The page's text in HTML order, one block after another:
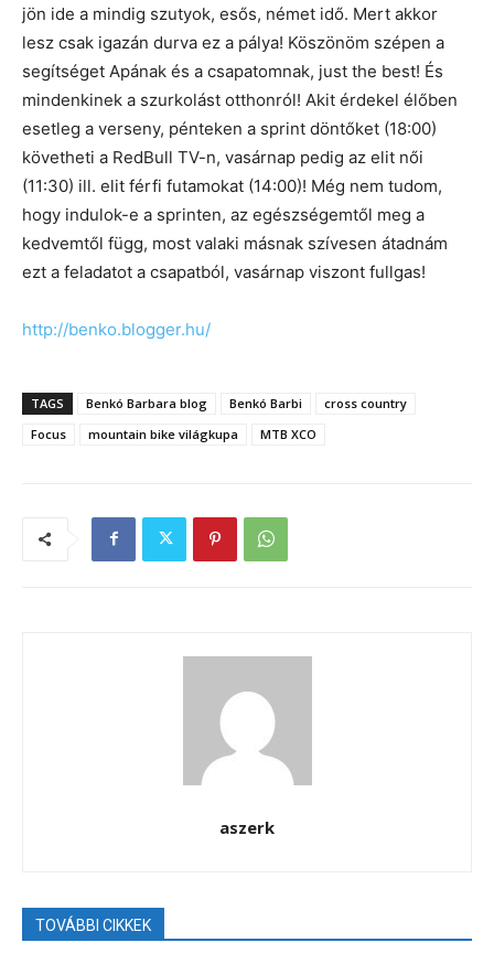
jön ide a mindig szutyok, esős, német idő. Mert akkor
lesz csak igazán durva ez a pálya! Köszönöm szépen a
segítséget Apának és a csapatomnak, just the best! És
mindenkinek a szurkolást otthonról! Akit érdekel élőben
esetleg a verseny, pénteken a sprint döntőket (18:00)
követheti a RedBull TV-n, vasárnap pedig az elit női
(11:30) ill. elit férfi futamokat (14:00)! Még nem tudom,
hogy indulok-e a sprinten, az egészségemtől meg a
kedvemtől függ, most valaki másnak szívesen átadnám
ezt a feladatot a csapatból, vasárnap viszont fullgas!
http://benko.blogger.hu/
TAGS Benkó Barbara blog Benkó Barbi
cross country
Focus
mountain bike világkupa MTB XCO
aszerk
TOVÁBBI CIKKEK